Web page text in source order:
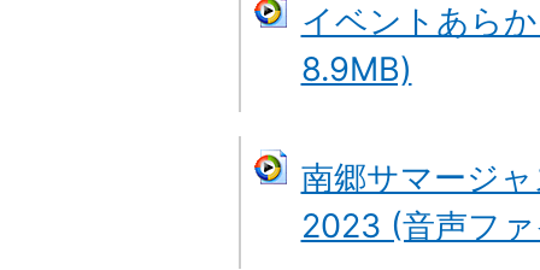
イベントあら
8.9MB)
南郷サマージ
2023 (音声フ